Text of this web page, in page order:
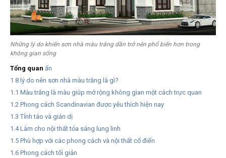
Những lý do khiến sơn nhà màu trắng dần trở nên phổ biến hơn trong
không gian sống
Tổng quan ẩn
1 8 lý do nên sơn nhà màu trắng là gì?
1.1 Màu trắng là màu giúp mở rộng không gian một cách trực quan
1.2 Phong cách Scandinavian được yêu thích hiện nay
1.3 Tỉnh táo và giản dị
1.4 Làm cho nội thất tỏa sáng lung linh
1.5 Phù hợp với các phong cách và nội thất cổ điển
1.6 Phong cách tối giản